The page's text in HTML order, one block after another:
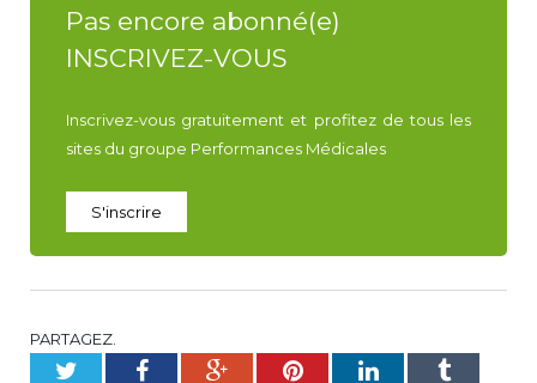
Pas encore abonné(e)
INSCRIVEZ-VOUS
Inscrivez-vous gratuitement et profitez de tous les
sites du groupe Performances Médicales
S'inscrire
PARTAGEZ.
TwitterFacebookGoogle+PinterestLinkedInTumblr